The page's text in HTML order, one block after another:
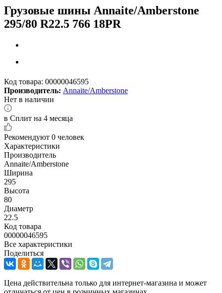
Грузовые шины Annaite/Amberstone
295/80 R22.5 766 18PR
Код товара: 00000046595
Производитель: Annaite/Amberstone
Нет в наличии
в Сплит на 4 месяца
Рекомендуют 0 человек
Характеристики
Производитель
Annaite/Amberstone
Ширина
295
Высота
80
Диаметр
22.5
Код товара
00000046595
Все характеристики
Поделиться
Цена действительна только для интернет-магазина и может